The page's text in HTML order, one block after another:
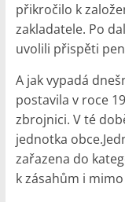
přikročilo k
zakladatele. Po
uvolili přispěti
A jak vypadá
postavila v roce
zbrojnici. V té
jednotka
zařazena do
k zásahům i